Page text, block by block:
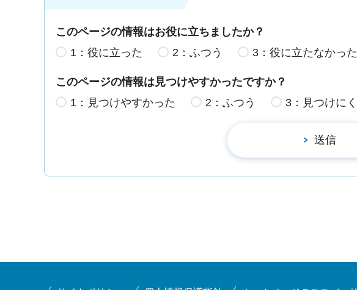
このページの情報はお役に立ちましたか？
1：役に立った
2：ふつう 3：役に立たなかった
このページの情報は見つけやすかったですか？
1：見つけやすかった
2：ふつう 3：見つけに